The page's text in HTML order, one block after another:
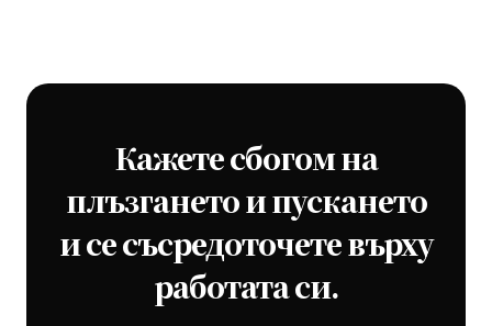
Кажете сбогом на
плъзгането и пускането
и се съсредоточете върху
работата си.